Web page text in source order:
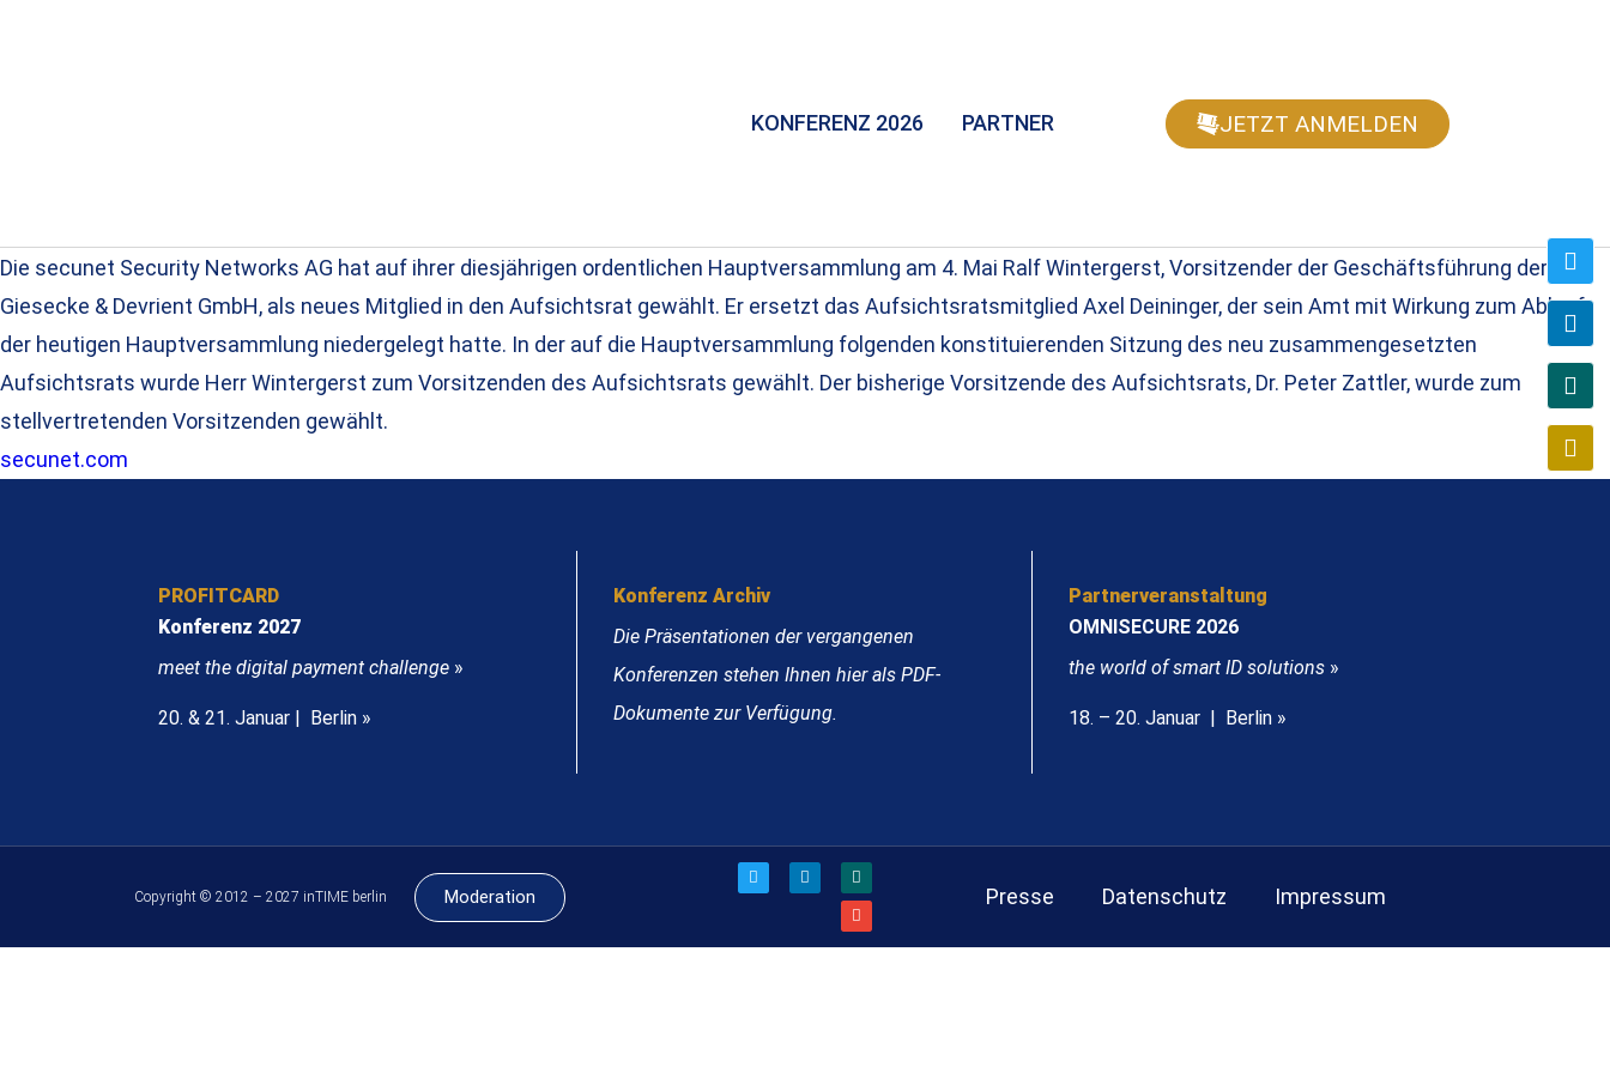
KONFERENZ 2026 PARTNER JETZT ANMELDEN
Die secunet Security Networks AG hat auf ihrer diesjährigen ordentlichen Hauptversammlung am 4. Mai Ralf Wintergerst, Vorsitzender der Geschäftsführung der
Giesecke & Devrient GmbH, als neues Mitglied in den Aufsichtsrat gewählt. Er ersetzt das Aufsichtsratsmitglied Axel Deininger, der sein Amt mit Wirkung zum Ablauf
der heutigen Hauptversammlung niedergelegt hatte. In der auf die Hauptversammlung folgenden konstituierenden Sitzung des neu zusammengesetzten
Aufsichtsrats wurde Herr Wintergerst zum Vorsitzenden des Aufsichtsrats gewählt. Der bisherige Vorsitzende des Aufsichtsrats, Dr. Peter Zattler, wurde zum
stellvertretenden Vorsitzenden gewählt.
secunet.com
PROFITCARD
Konferenz 2027
meet the digital payment challenge »
20. & 21. Januar | Berlin »
Konferenz Archiv
Die Präsentationen der vergangenen
Konferenzen stehen Ihnen hier als PDF-
Dokumente zur Verfügung.
Partnerveranstaltung
OMNISECURE 2026
the world of smart ID solutions»
18. – 20. Januar | Berlin »
Copyright © 2012 – 2027 inTIME berlin Moderation Presse Datenschutz Impressum